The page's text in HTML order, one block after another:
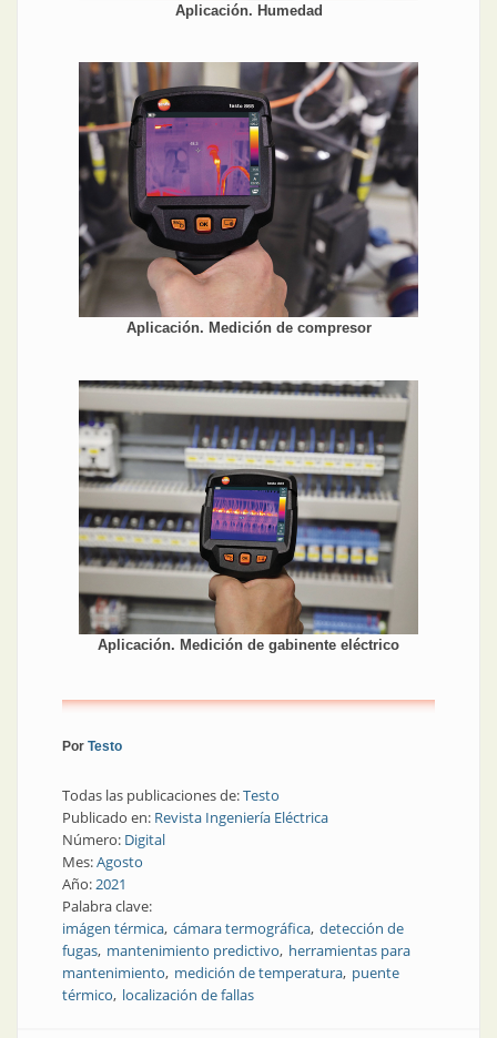
Aplicación. Humedad
Aplicación. Medición de compresor
Aplicación. Medición de gabinente eléctrico
Por Testo
Todas las publicaciones de:Testo
Publicado en: Revista Ingeniería Eléctrica
Número: Digital
Mes:Agosto
Año:2021
Palabra clave:
imágen térmica cámara termográfica detección de
fugas mantenimiento predictivo herramientas para
mantenimiento medición de temperatura puente
térmico localización de fallas